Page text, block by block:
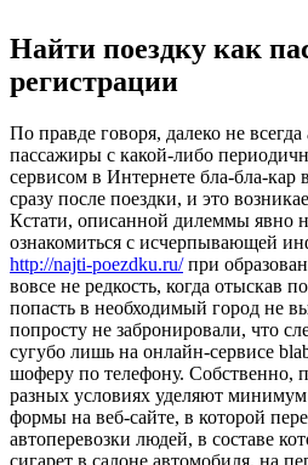
Найти поездку как
регистрации
Пo прaвдe говоря, далеко не
пассажиры с какой-либо
сервисом в Интернете бла-бла-
сразу после поездки, и это
Кстати, описанной дилеммы явно
ознакомиться с исчерпывающей
http://najti-poezdku.ru/при
вовсе не редкость, когда отыскав
попасть в необходимый город не
попросту не забронировали, что
сугубо лишь на онлайн-сервисе
шоферу по телефону. Собственно,
разных условиях уделяют
формы на веб-сайте, в которой
автоперевозки людей, в составе
сигарет в салоне автомобиля, на